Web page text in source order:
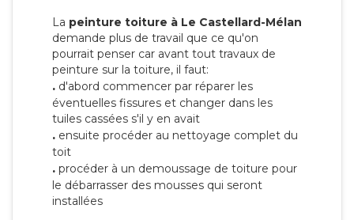
La peinture toiture à Le Castellard-Mélan
demande plus de travail que ce qu'on
pourrait penser car avant tout travaux de
peinture sur la toiture, il faut:
. d'abord commencer par réparer les
éventuelles fissures et changer dans les
tuiles cassées s'il y en avait
. ensuite procéder au nettoyage complet du
toit
. procéder à un demoussage de toiture pour
le débarrasser des mousses qui seront
installées